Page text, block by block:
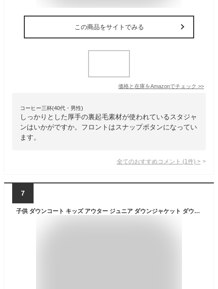
この商品をサイトでみる
価格と在庫をAmazonでチェック >>
コーヒー三杯(40代・男性)
しっかりとした厚手の裏起毛素材が使われているスタジャ
ンはいかがですか。フロントはスナップボタンになってい
ます。
全てのおすすめコメント (1 件) >
7
子供 ダウンコート キッズ アウター ジュニア ダウンジャケット ダウン キッズ 子供服 上着 男の子 110 アウター ダウンコート キッズ ダウン 秋冬 通園 子供服 コート 暖かい 秋冬 送料無料 アウトドア 冬用 あったか 保育所 防寒 防風 フード付き レッド ブラック